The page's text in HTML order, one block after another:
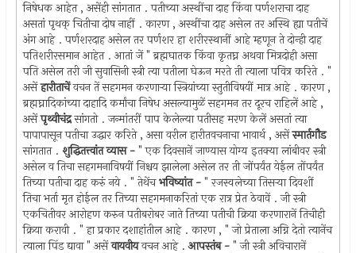
निषेधक आहेत , असेंही सांगतात . पतीच्या अस्थींचा दाह किंवा पर्णशराचा दाह
असतां पृथक् चितीचा दोष नाहीं . कारण , अस्थींचा दाह असेल तर अस्थि ह्या पतीचें
अंग आहे . पर्णशरदाह असेल तर पर्णशर हा शरीरस्थानीं आहे म्हणून ते दोन्ही दाह
पतिशरीरसमान आहेत . आतां जें " ब्रह्मघातक किंवा कृतघ्न अथवा मित्रदोही असा
पति असेल तरी जी सुवासिनी स्त्री त्या पतीला घेऊन मरते ती त्याला पवित्र करिते . "
असेंहारीताचेंवचन तें सहगमन करणार्‍या स्त्रियांच्या स्तुतीविषयीं मात्र आहे . कारण ,
ब्रह्मघ्नादिकांच्या दाहादि कर्मांचा निषेध असल्यामुळें सहगमन तर दूरच राहिलें आहे ,
असेंपृथ्वीचंद्रसांगतो . जन्मांतरीं पाप केलेल्या पतीसह मरण केलें असतां त्या
पापापासून पतीचा उद्धार करिते , असा वरील हारीतवचनाचा भावार्थ , असेंस्मार्तगौड
सांगतात . शुद्धितत्त्वांत व्यास -" एक दिवसानें जाण्यास योग्य इतक्या लांबीवर स्त्री
असेल व तिचा सहगमनाविषयीं निश्चय झालेला असेल तर ती जोंपर्यंत येईल तोंपर्यंत
तिच्या पतीचा दाह करुं नये . " तेथेंचभविष्यांत -" रजस्वलेच्या तिसर्‍या दिवशीं
तिचा भर्ता मृत होईल तर तिच्या सहगमनाकरितां एक रात्र प्रेत ठेवावें . जी स्त्री
एकचितीवर आरोहण करुन पतीबरोबर जाते तिच्या पतीची क्रिया करणारानें तिचीही
क्रिया करावी . " हा प्रकार दशाहांतील आहे . कारण , " जो प्रेताला अग्नि देतो त्यानेंच
त्याला पिंड द्यावा " असेंवायवीयवचन आहे .आपस्तंब -" जी स्त्री अविचारानें